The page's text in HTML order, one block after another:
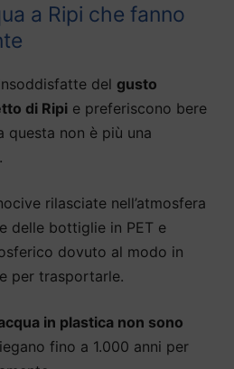
a Ripi che fanno
del gusto
di Ripi e preferiscono bere
questa non è più una
rilasciate nell’atmosfera
delle bottiglie in PET e
dovuto al modo in
per trasportarle.
in plastica non sono
fino a 1.000 anni per